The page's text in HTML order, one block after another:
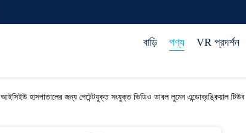
বাড়ি পণ্য VR প্রদর্শন
আইসিইউ হাসপাতালের জন্য পেটেন্টযুক্ত সংযুক্ত ভিডিও ডাবল লুমেন এন্ডোব্রঙ্কিয়াল টিউব